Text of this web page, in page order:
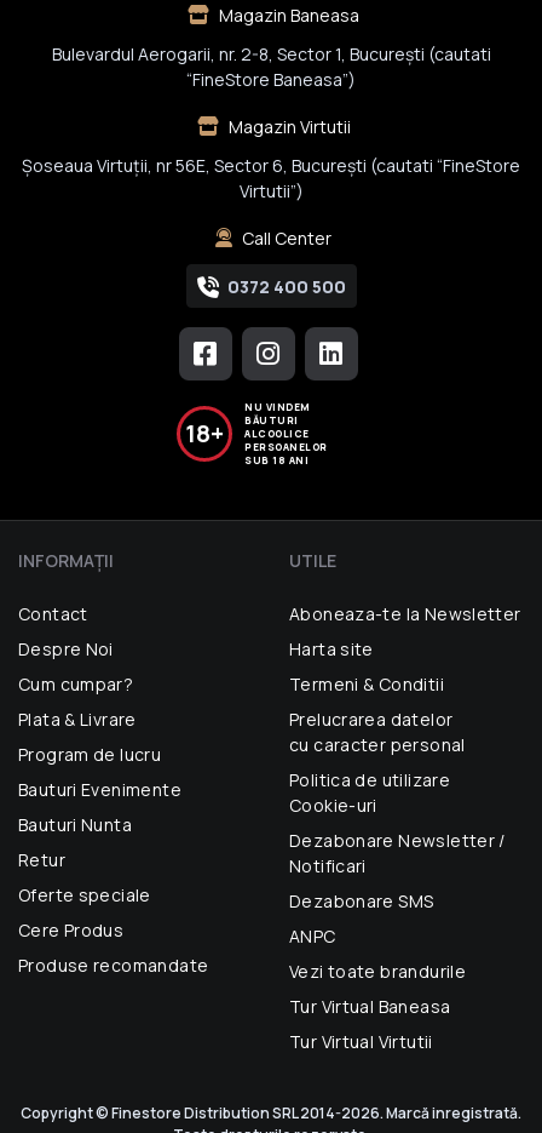
Magazin Baneasa
Bulevardul Aerogarii, nr. 2-8, Sector 1, Bucureşti (cautati
“FineStore Baneasa”)
Magazin Virtutii
Șoseaua Virtuții, nr 56E, Sector 6, București (cautati “FineStore
Virtutii”)
Call Center
0372 400 500
18+
NU VINDEM
BĂUTURI
ALCOOLICE
PERSOANELOR
SUB 18 ANI
INFORMAŢII
Contact
Despre Noi
Cum cumpar?
Plata & Livrare
Program de lucru
Bauturi Evenimente
Bauturi Nunta
Retur
Oferte speciale
Cere Produs
Produse recomandate
UTILE
Aboneaza-te la Newsletter
Harta site
Termeni & Conditii
Prelucrarea datelor
cu caracter personal
Politica de utilizare
Cookie-uri
Dezabonare Newsletter /
Notificari
Dezabonare SMS
ANPC
Vezi toate brandurile
Tur Virtual Baneasa
Tur Virtual Virtutii
Copyright © Finestore Distribution SRL 2014-2026. Marcă inregistrată.